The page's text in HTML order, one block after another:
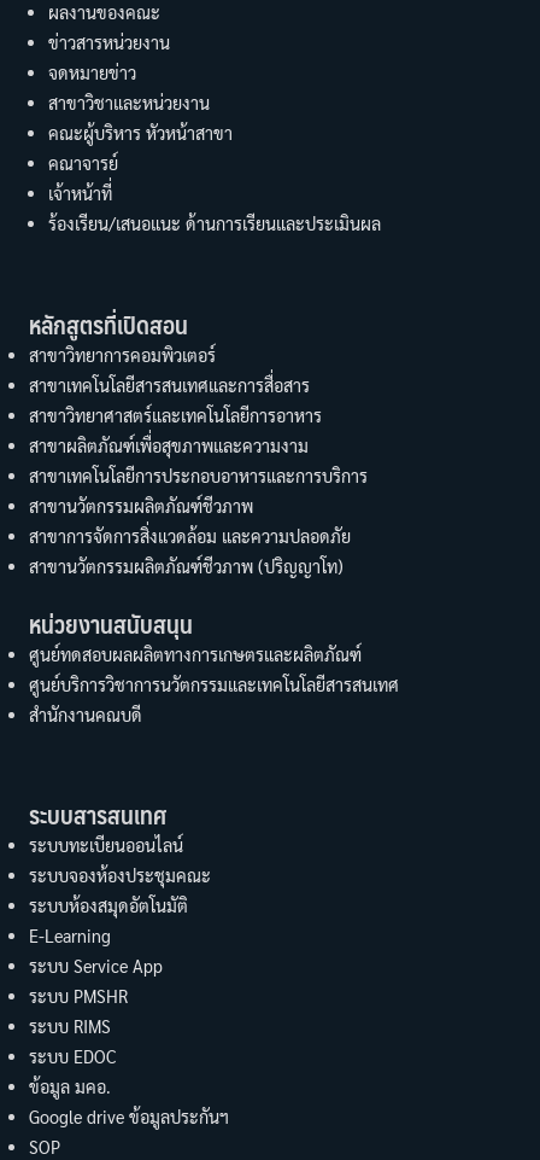
ผลงานของคณะ
ข่าวสารหน่วยงาน
จดหมายข่าว
สาขาวิชาและหน่วยงาน
คณะผู้บริหาร หัวหน้าสาขา
คณาจารย์
เจ้าหน้าที่
ร้องเรียน/เสนอแนะ ด้านการเรียนและประเมินผล
หลักสูตรที่เปิดสอน
สาขาวิทยาการคอมพิวเตอร์
สาขาเทคโนโลยีสารสนเทศและการสื่อสาร
สาขาวิทยาศาสตร์และเทคโนโลยีการอาหาร
สาขาผลิตภัณฑ์เพื่อสุขภาพและความงาม
สาขาเทคโนโลยีการประกอบอาหารและการบริการ
สาขานวัตกรรมผลิตภัณฑ์ชีวภาพ
สาขาการจัดการสิ่งแวดล้อม และความปลอดภัย
สาขานวัตกรรมผลิตภัณฑ์ชีวภาพ (ปริญญาโท)
หน่วยงานสนับสนุน
ศูนย์ทดสอบผลผลิตทางการเกษตรและผลิตภัณฑ์
ศูนย์บริการวิชาการนวัตกรรมและเทคโนโลยีสารสนเทศ
สำนักงานคณบดี
ระบบสารสนเทศ
ระบบทะเบียนออนไลน์
ระบบจองห้องประชุมคณะ
ระบบห้องสมุดอัตโนมัติ
E-Learning
ระบบ Service App
ระบบ PMSHR
ระบบ RIMS
ระบบ EDOC
ข้อมูล มคอ.
Google drive ข้อมูลประกันฯ
SOP